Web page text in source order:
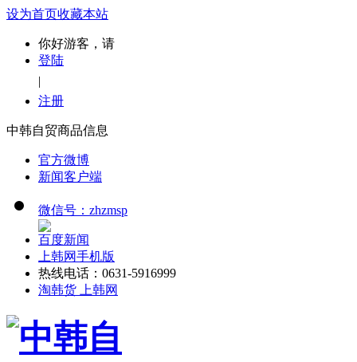
设为首页收藏本站
你好游客，请
登陆
|
注册
中韩自贸商品信息
官方微博
新闻客户端
微信号：zhzmsp
百度新闻
上韩网手机版
热线电话：0631-5916999
淘韩货 上韩网